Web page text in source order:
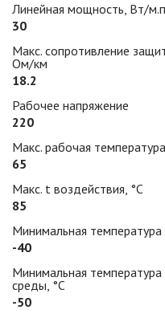
Линейная мощность, Вт/
30
Макс. сопротивление
Ом/км
18.2
Рабочее напряжение
220
Макс. рабочая
65
Макс. t воздействия, °С
85
Минимальная
-40
Минимальная
среды, °С
-50